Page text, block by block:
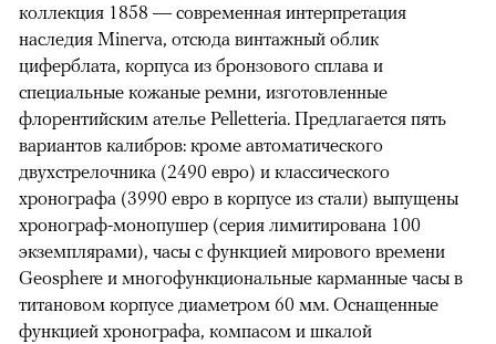
коллекция 1858 — современная интерпретация
наследия Minerva, отсюда винтажный облик
циферблата, корпуса из бронзового сплава и
специальные кожаные ремни, изготовленные
флорентийским ателье Pelletteria. Предлагается пять
вариантов калибров: кроме автоматического
двухстрелочника (2490 евро) и классического
хронографа (3990 евро в корпусе из стали) выпущены
хронограф-монопушер (серия лимитирована 100
экземплярами), часы с функцией мирового времени
Geosphere и многофункциональные карманные часы в
титановом корпусе диаметром 60 мм. Оснащенные
функцией хронографа, компасом и шкалой